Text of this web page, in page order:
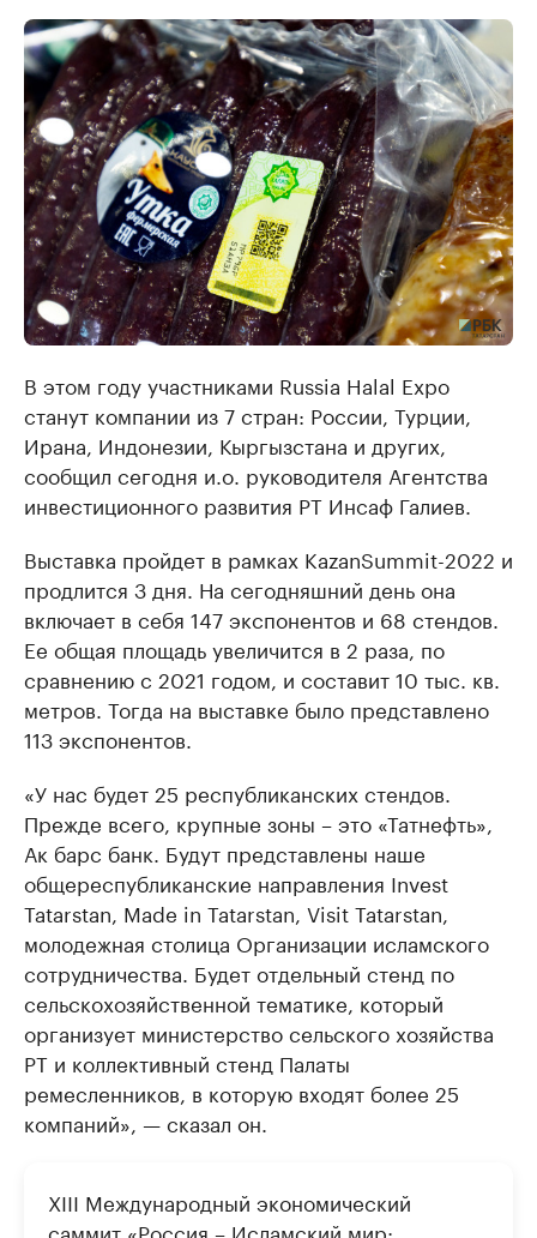
В этом году участниками Russia Halal Expo
станут компании из 7 стран: России, Турции,
Ирана, Индонезии, Кыргызстана и других,
сообщил сегодня и.о. руководителя Агентства
инвестиционного развития РТ Инсаф Галиев.
Выставка пройдет в рамках KazanSummit-2022 и
продлится 3 дня. На сегодняшний день она
включает в себя 147 экспонентов и 68 стендов.
Ее общая площадь увеличится в 2 раза, по
сравнению с 2021 годом, и составит 10 тыс. кв.
метров. Тогда на выставке было представлено
113 экспонентов.
«У нас будет 25 республиканских стендов.
Прежде всего, крупные зоны – это «Татнефть»,
Ак барс банк. Будут представлены наше
общереспубликанские направления Invest
Tatarstan, Made in Tatarstan, Visit Tatarstan,
молодежная столица Организации исламского
сотрудничества. Будет отдельный стенд по
сельскохозяйственной тематике, который
организует министерство сельского хозяйства
РТ и коллективный стенд Палаты
ремесленников, в которую входят более 25
компаний», — сказал он.
XIII Международный экономический
саммит «Россия – Исламский мир: